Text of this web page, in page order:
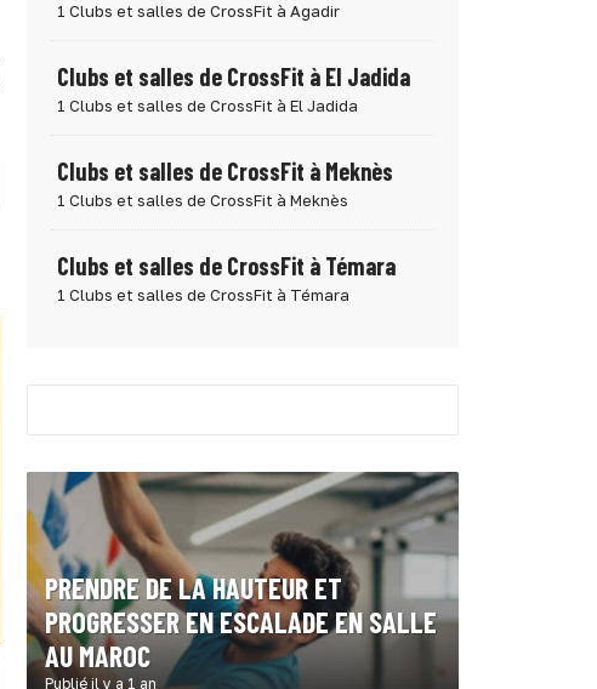
1 Clubs et salles de CrossFit à Agadir
Clubs et salles de CrossFit à El Jadida
1 Clubs et salles de CrossFit à El Jadida
Clubs et salles de CrossFit à Meknès
1 Clubs et salles de CrossFit à Meknès
Clubs et salles de CrossFit à Témara
1 Clubs et salles de CrossFit à Témara
PRENDRE DE LA HAUTEUR ET
PROGRESSER EN ESCALADE EN SALLE
AU MAROC
Publié il y a 1 an